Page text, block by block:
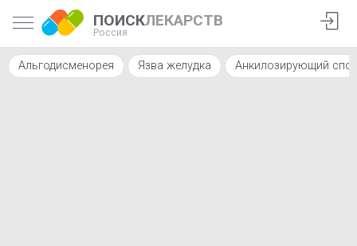
ПОИСКЛЕКАРСТВ
Россия
Альгодисменорея Язва желудка Анкилозирующий